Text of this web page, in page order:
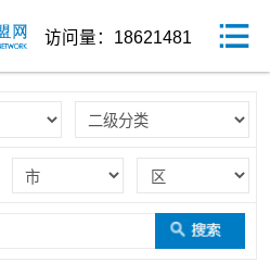
访问量：18621481